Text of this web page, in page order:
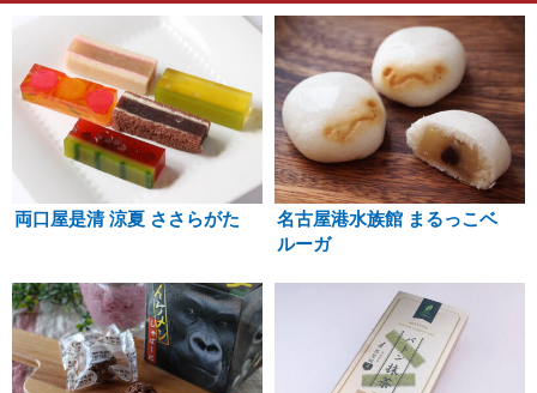
両口屋是清 涼夏 ささらがた
名古屋港水族館 まるっこベ
ルーガ